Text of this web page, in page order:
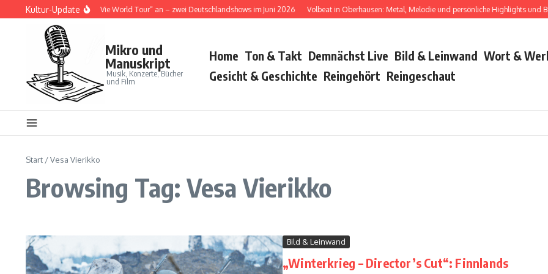
Zum Inhalt springen
Kultur-Update
Cat kündigt „Tour Ma Vie World Tour“ an – zwei Deutschlandshows im Juni 2026 Volbeat in Oberhausen: Metal, Melodie und persönliche Highlights und Bush
Mikro und
Manuskript
Musik, Konzerte, Bücher
und Film
Home Ton & Takt Demnächst Live Bild & Leinwand Wort &
Gesicht & Geschichte Reingehört Reingeschaut
Start /Vesa Vierikko
Browsing Tag: Vesa Vierikko
Bild & Leinwand
„Winterkrieg – Director’s Cut“: Finnlands